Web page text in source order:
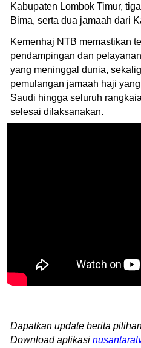
Kabupaten Lombok Timur,
Bima, serta dua jamaah dari
Kemenhaj NTB memastikan
pendampingan dan
yang meninggal dunia,
pemulangan jamaah haji
Saudi hingga seluruh
selesai dilaksanakan.
Dapatkan update berita
Download aplikasi